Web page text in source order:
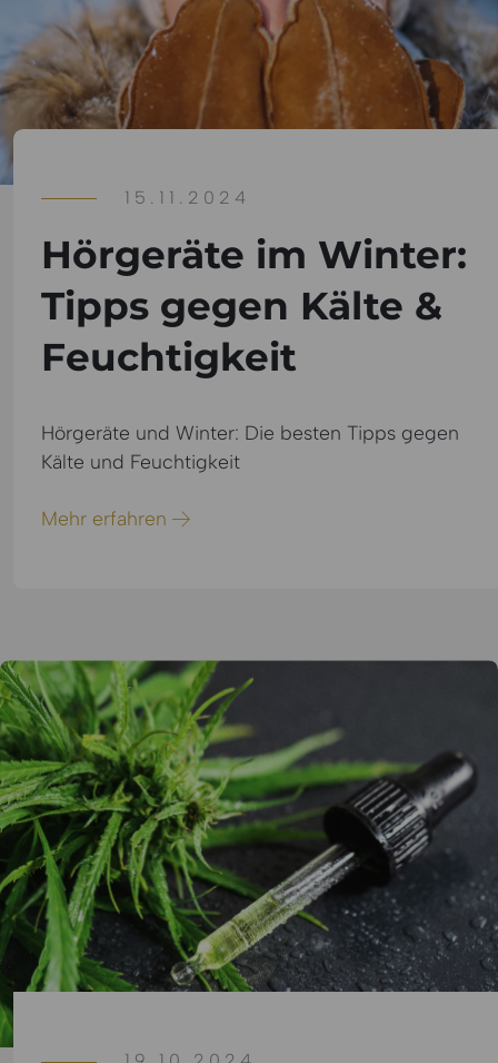
15.11.2024
Hörgeräte im Winter:
Tipps gegen Kälte &
Feuchtigkeit
Hörgeräte und Winter: Die besten Tipps gegen
Kälte und Feuchtigkeit
Mehr erfahren